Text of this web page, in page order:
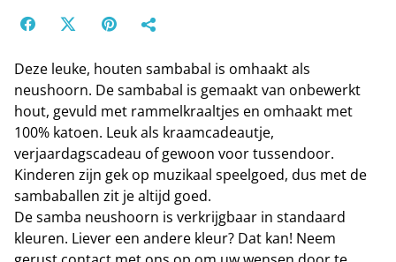
Deze leuke, houten sambabal is omhaakt als
neushoorn. De sambabal is gemaakt van onbewerkt
hout, gevuld met rammelkraaltjes en omhaakt met
100% katoen. Leuk als kraamcadeautje,
verjaardagscadeau of gewoon voor tussendoor.
Kinderen zijn gek op muzikaal speelgoed, dus met de
sambaballen zit je altijd goed.
De samba neushoorn is verkrijgbaar in standaard
kleuren. Liever een andere kleur? Dat kan! Neem